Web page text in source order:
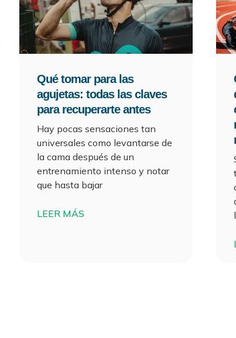
Qué tomar para las
agujetas: todas las claves
para recuperarte antes
Hay pocas sensaciones tan
universales como levantarse de
la cama después de un
entrenamiento intenso y notar
que hasta bajar
LEER MÁS